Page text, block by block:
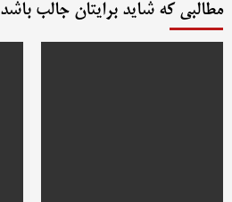
مطالبی که شاید برایتان جالب باشد